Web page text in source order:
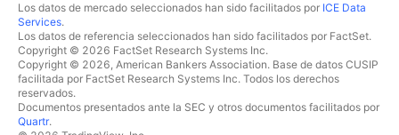
Los datos de mercado seleccionados han sido facilitados por ICE Data
Services.
Los datos de referencia seleccionados han sido facilitados por FactSet.
Copyright © 2026 FactSet Research Systems Inc.
Copyright © 2026, American Bankers Association. Base de datos CUSIP
facilitada por FactSet Research Systems Inc. Todos los derechos
reservados.
Documentos presentados ante la SEC y otros documentos facilitados por
Quartr.